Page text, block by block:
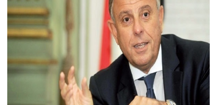
هيئة التدريس
الخريجين